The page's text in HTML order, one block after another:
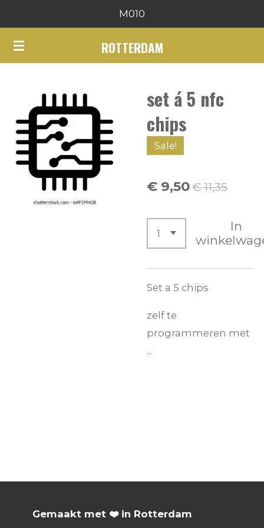
direct
naar
de
ROTTERDAM
M010
set á 5 nfc
chips
Sale!
€ 9,50€ 11,35
In
Set a 5 chips
zelf te
programmeren met
...
Gemaakt met ❤️ in Rotterdam